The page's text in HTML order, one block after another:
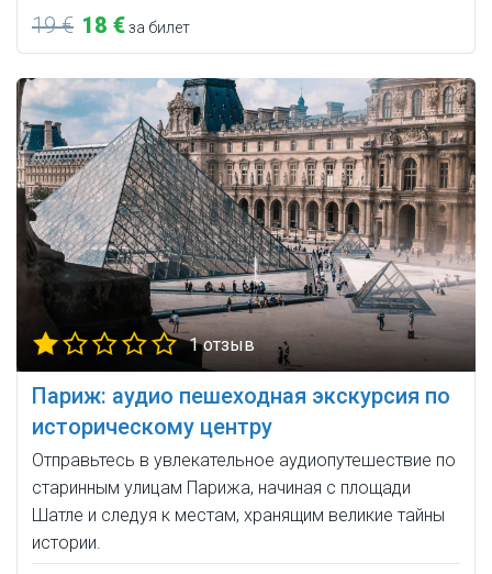
19 € 18 €за билет
1 отзыв
Париж: аудио пешеходная экскурсия по
историческому центру
Отправьтесь в увлекательное аудиопутешествие по
старинным улицам Парижа, начиная с площади
Шатле и следуя к местам, хранящим великие тайны
истории.